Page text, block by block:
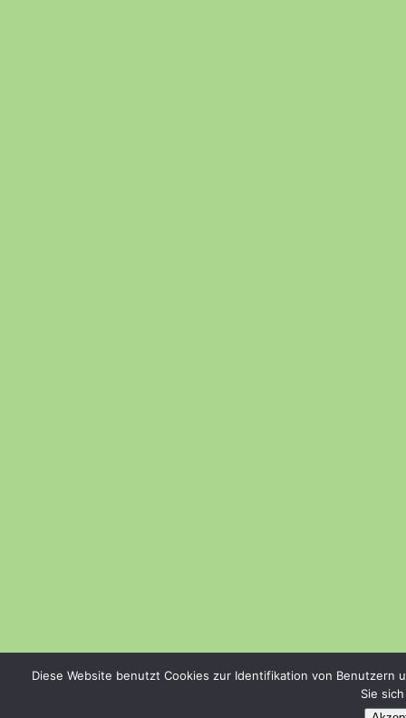
Diese Website benutzt Cookies zur Identifikation von
Sie